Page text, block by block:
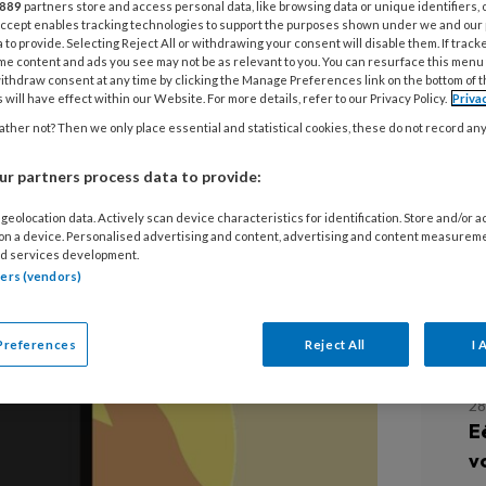
patiënten hun diabetische
hun telefoon. Zuid-Koreaanse
deze innovatie.
889 partners store and access personal data, like browsing data or unique identifiers,
enables tracking technologies to support the purposes shown under we and
to provide. Selecting Reject All or withdrawing your consent will disable them. If
content and ads you see may not be as relevant to you. You can resurface this
consent at any time by clicking the Manage Preferences link on the bottom of
will have effect within our Website. For more details, refer to our Privacy Policy.
not? Then we only place essential and statistical cookies, these do not record
partners process data to provide:
data. Actively scan device characteristics for identification. Store and/or
a device. Personalised advertising and content, advertising and content
services development.
(vendors)
Reject All I